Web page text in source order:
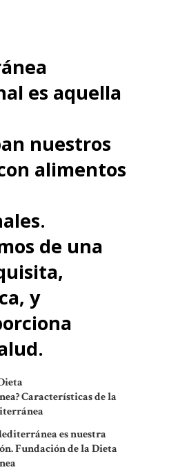
es aquella
nuestros
alimentos
de una
y
Características de la
es nuestra
Fundación de la Dieta